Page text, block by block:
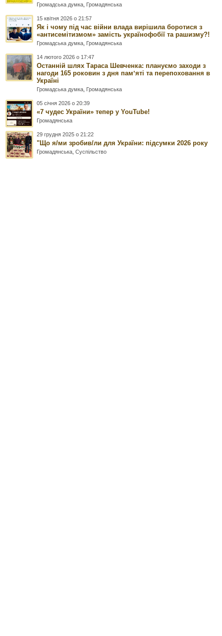
Громадська думка Громадянська
15 квітня 2026 о 21:57
Як і чому під час війни влада вирішила боротися з
«антисемітизмом» замість українофобії та рашизму?!
Громадська думка Громадянська
14 лютого 2026 о 17:47
Останній шлях Тараса Шевченка: плануємо заходи з
нагоди 165 роковин з дня памʼяті та перепоховання в
Україні
Громадська думка Громадянська
05 січня 2026 о 20:39
«7 чудес України» тепер у YouTube!
Громадянська
29 грудня 2025 о 21:22
"Що я/ми зробив/ли для України: підсумки 2026 року
Громадянська ,Суспільство